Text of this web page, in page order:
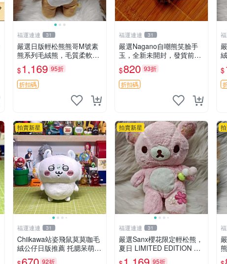
福運連連 31
嚴選日版輕松熊熊哥M號素
熊系列毛絨熊，毛質柔軟，
精緻可愛，尺寸35cm，保
存狀態優異。收藏或贈送皆
為佳選。 中古 毛絨熊 毛玩
偶
$1,169 95折
折扣碼
福運連連 31
嚴選Nagano自嘲熊笑臉手
玉，全新未開封，發貨前視
頻確認，海南 廣西 貴州 嚴
選Nagano自嘲熊笑臉手
玉，全新未開封，發貨前視
頻確認，四川 重慶 內
$820 93折
折扣碼
$
拍賣新星
福運連連 31
Chiikawa站姿飛鼠莫莫咖毛
絨公仔日版推薦 托腮呆萌可
愛 15cm豆袋底部 當代嚴選
92折
拍賣新星
福運連連 31
嚴選Sanx櫻花限定輕松熊，
夏日 LIMITED EDITION 粉
色毛絨熊，背有拉鏈設計，
95折